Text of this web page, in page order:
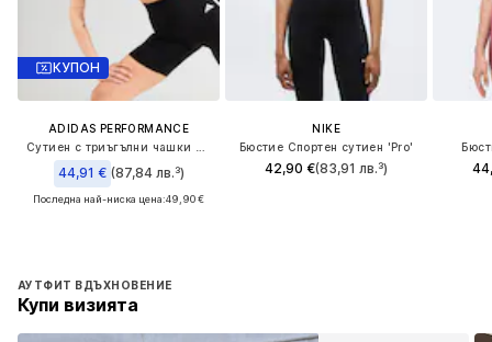
КУПОН
ADIDAS PERFORMANCE
44,91 € (87,84 лв.³)
Последна най-ниска цена:49,90 €
NIKE
Бюстие Спортен сутиен 'Pro'
42,90 €(83,91 лв.³)
АУТФИТ ВДЪХНОВЕНИЕ
Купи визията